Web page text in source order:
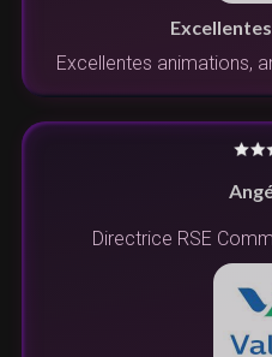
Excellentes animations,
Directrice RSE